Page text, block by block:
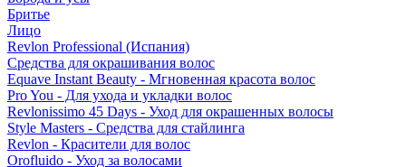
Бритье
Лицо
Revlon Professional (Испания)
Средства для окрашивания волос
Equave Instant Beauty - Мгновенная красота волос
Pro You - Для ухода и укладки волос
Revlonissimo 45 Days - Уход для окрашенных волосы
Style Masters - Средства для стайлинга
Revlon - Красители для волос
Orofluido - Уход за волосами